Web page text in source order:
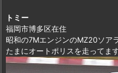
トミー
福岡市博多区在住
昭和の7MエンジンのMZ20ソア
たまにオートポリスを走ってます